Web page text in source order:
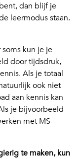
dan blijf je
leermodus staan.
kun je je
door tijdsdruk,
Als je totaal
ook niet
aan kennis kan
je bijvoorbeeld
met MS
te maken, kun